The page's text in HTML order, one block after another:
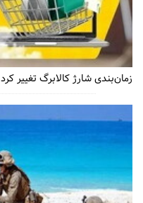
زمان‌بندی شارژ کالابرگ تغییر کرد